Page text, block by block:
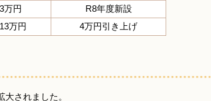
3万円
R8年度新設
万円 4万円引き上げ
されました。